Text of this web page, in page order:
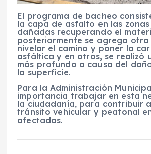
El programa de bacheo
la capa de asfalto en las zonas
dañadas recuperando el
posteriormente se agrega
nivelar el camino y poner la
asfáltica y en otros, se realizó
más profundo a causa del
la superficie.
Para la Administración
importancia trabajar en esta
la ciudadanía, para contribuir
tránsito vehicular y peatonal
afectadas.